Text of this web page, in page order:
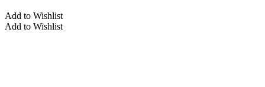
Add to Wishlist
Add to Wishlist